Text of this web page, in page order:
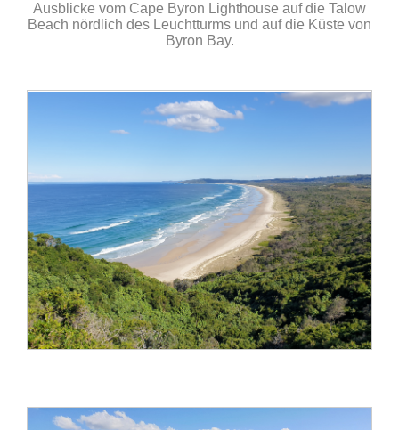
Ausblicke vom Cape Byron Lighthouse auf die Talow
Beach nördlich des Leuchtturms und auf die Küste von
Byron Bay.